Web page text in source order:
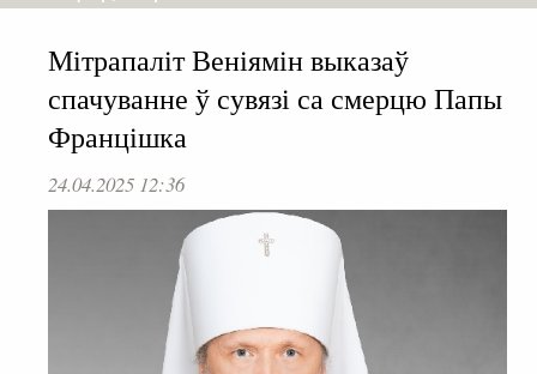
Мітрапаліт Веніямін выказаў
спачуванне ў сувязі са смерцю Папы
Францішка
24.04.2025 12:36